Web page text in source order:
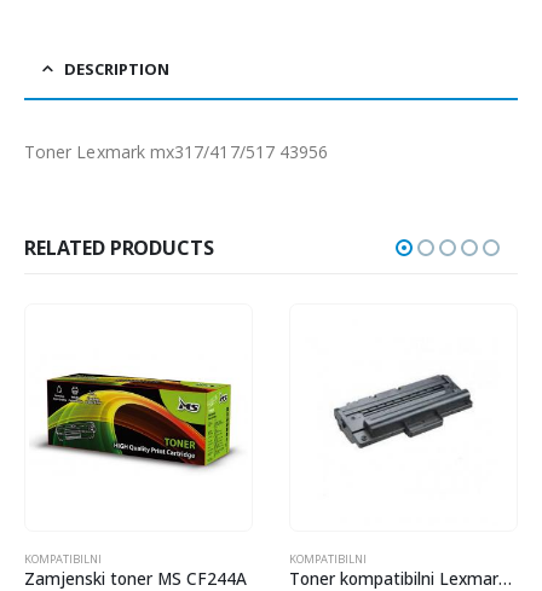
DESCRIPTION
Toner Lexmark mx317/417/517 43956
RELATED PRODUCTS
toner MS CF244A
KOMPATIBILNI
Toner kompatibilni Lexmark x203/x204